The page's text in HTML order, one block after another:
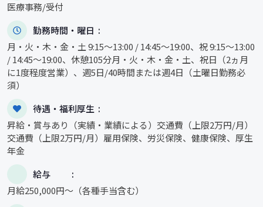
医療事務/受付
勤務時間・曜日
月・火・木・金・土 9:15～13:00 / 14:45～19:00、祝 9:15～13:00
/ 14:45～19:00、休憩105分月・火・木・金・土、祝日（2ヵ月
に1度程度営業）、週5日/40時間または週4日（土曜日勤務必
須）
待遇・福利厚生
昇給・賞与あり（実績・業績による）交通費（上限2万円/月）
交通費（上限2万円/月）雇用保険、労災保険、健康保険、厚生
年金
給与
月給250,000円～（各種手当含む）